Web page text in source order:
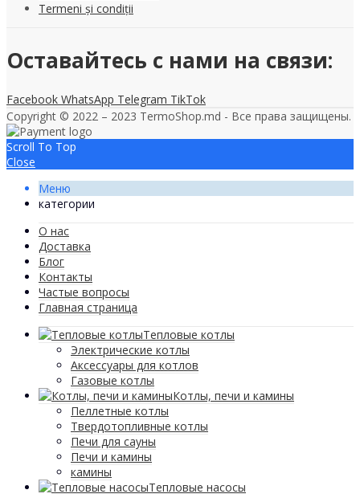
Termeni și condiții
Оставайтесь с нами на связи:
Facebook WhatsApp Telegram TikTok
Copyright © 2022 – 2023 TermoShop.md - Все права защищены.
Scroll To Top
Close
Меню
категории
О нас
Доставка
Блог
Контакты
Частые вопросы
Главная страница
Тепловые котлы
Электрические котлы
Аксессуары для котлов
Газовые котлы
Котлы, печи и камины
Пеллетные котлы
Твердотопливные котлы
Печи для сауны
Печи и камины
камины
Тепловые насосы